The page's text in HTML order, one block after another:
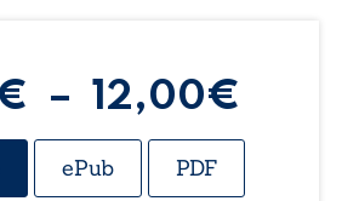
– 12,00€
de
ePub PDF